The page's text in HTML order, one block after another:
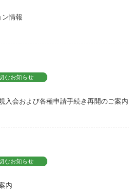
ン情報
なお知らせ
入会および各種申請手続き再開のご案内
なお知らせ
内